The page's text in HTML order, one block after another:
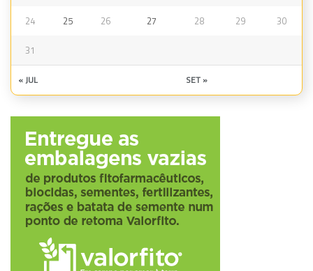
24 25 26 27 28 29 30
31
« JUL SET »